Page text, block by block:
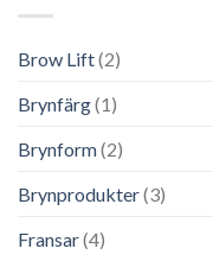
Brow Lift(2)
Brynfärg(1)
Brynform(2)
Brynprodukter(3)
Fransar(4)